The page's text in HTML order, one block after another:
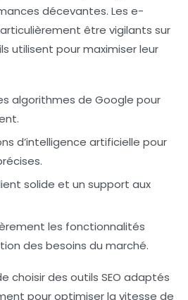
décevantes. Les e-
être vigilants sur
utilisent pour maximiser leur
algorithmes de Google pour
d’intelligence artificielle pour
solide et un support aux
les fonctionnalités
des besoins du marché.
choisir des outils SEO adaptés
pouroptimiser la vitesse de